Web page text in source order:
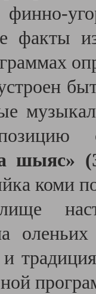
шыяс»
коми
и